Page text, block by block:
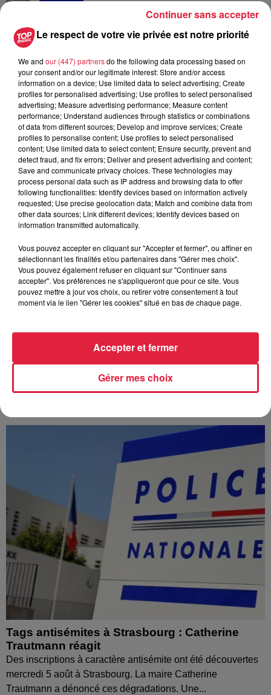
Au zoo de Mulhouse : rencontre
À découvrir également
À Hoerdt, de l’eau brune sort des robinets
Depuis plusieurs jours, des habitants de Hoerdt ont vu de
Tags antisémites à Strasbourg : Catherine
Trautmann réagit
Des inscriptions à caractère antisémite ont été découvertes
mercredi 5 août à Strasbourg. La maire Catherine
Trautmann a dénoncé ces dégradations. Une...
Le respect de votre vie privée est notre priorité
We and our (447) partnersdo the following data processing based on
your consent and/or our legitimate interest: Store and/or access
information on a device; Use limited data to select advertising; Create
profiles for personalised advertising; Use profiles to select personalised
advertising; Measure advertising performance; Measure content
performance; Understand audiences through statistics or combinations
of data from different sources; Develop and improve services; Create
profiles to personalise content; Use profiles to select personalised
content; Use limited data to select content; Ensure security, prevent and
detect fraud, and fix errors; Deliver and present advertising and content;
Save and communicate privacy choices. These technologies may
process personal data such as IP address and browsing data to offer
following functionalities: Identify devices based on information actively
requested; Use precise geolocation data; Match and combine data from
other data sources; Link different devices; Identify devices based on
information transmitted automatically.
Vous pouvez accepter en cliquant sur "Accepter et fermer", ou affiner en
sélectionnant les finalités et/ou partenaires dans "Gérer mes choix".
Vous pouvez également refuser en cliquant sur "Continuer sans
accepter". Vos préférences ne s'appliqueront que pour ce site. Vous
pouvez mettre à jour vos choix, ou retirer votre consentement à tout
moment via le lien "Gérer les cookies" situé en bas de chaque page.
Gérer mes choix
Accepter et fermer
Continuer sans accepter